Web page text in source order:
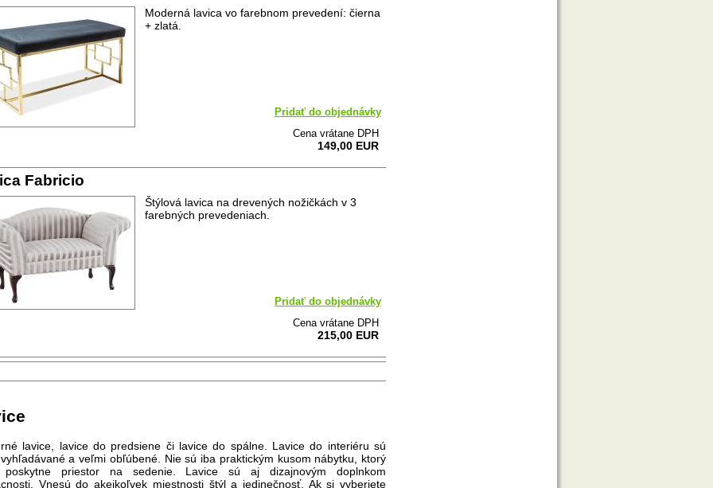
Moderná lavica vo farebnom prevedení: čierna
+ zlatá.
Pridať do objednávky
Cena vrátane DPH
149,00 EUR
Fabricio
Štýlová lavica na drevených nožičkách v 3
farebných prevedeniach.
Pridať do objednávky
Cena vrátane DPH
215,00 EUR
lavice, lavice do predsiene či lavice do spálne. Lavice do interiéru sú
a veľmi obľúbené. Nie sú iba praktickým kusom nábytku, ktorý
poskytne priestor na sedenie. Lavice sú aj dizajnovým doplnkom
Vnesú do akejkoľvek miestnosti štýl a jedinečnosť. Ak si vyberiete